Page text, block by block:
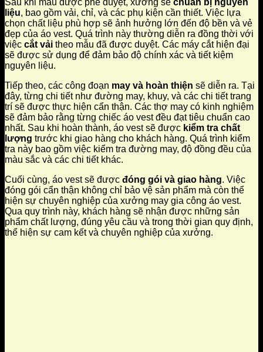
Sau khi mẫu được phê duyệt, xưởng sẽ chuẩn bị nguyên
liệu, bao gồm vải, chỉ, và các phụ kiện cần thiết. Việc lựa
chọn chất liệu phù hợp sẽ ảnh hưởng lớn đến độ bền và vẻ
đẹp của áo vest. Quá trình này thường diễn ra đồng thời với
việc cắt vải theo mẫu đã được duyệt. Các máy cắt hiện đại
sẽ được sử dụng để đảm bảo độ chính xác và tiết kiệm
nguyên liệu.
Tiếp theo, các công đoạn may và hoàn thiện sẽ diễn ra. Tại
đây, từng chi tiết như đường may, khuy, và các chi tiết trang
trí sẽ được thực hiện cẩn thận. Các thợ may có kinh nghiệm
sẽ đảm bảo rằng từng chiếc áo vest đều đạt tiêu chuẩn cao
nhất. Sau khi hoàn thành, áo vest sẽ được kiểm tra chất
lượng trước khi giao hàng cho khách hàng. Quá trình kiểm
tra này bao gồm việc kiểm tra đường may, độ đồng đều của
màu sắc và các chi tiết khác.
Cuối cùng, áo vest sẽ được đóng gói và giao hàng. Việc
đóng gói cẩn thận không chỉ bảo vệ sản phẩm mà còn thể
hiện sự chuyên nghiệp của xưởng may gia công áo vest.
Qua quy trình này, khách hàng sẽ nhận được những sản
phẩm chất lượng, đúng yêu cầu và trong thời gian quy định,
thể hiện sự cam kết và chuyên nghiệp của xưởng.